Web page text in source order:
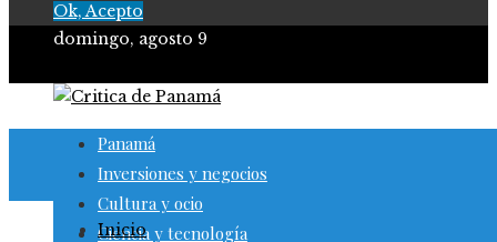
Ok, Acepto
domingo, agosto 9
Panamá
Inversiones y negocios
Cultura y ocio
Ciencia y tecnología
Inicio